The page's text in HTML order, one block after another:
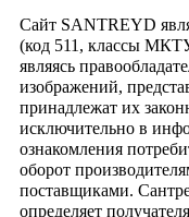
Сайт SANTREYD
(код 511, классы
являясь
изображений,
принадлежат их
исключительно в
ознакомления
оборот
поставщиками.
определяет